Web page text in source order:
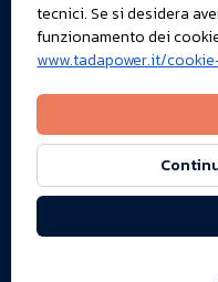
tecnici. Se si desidera
funzionamento dei
www.tadapower.it/
policy
Cookie
policy
Gli
maghi
Vuoi
Hai un